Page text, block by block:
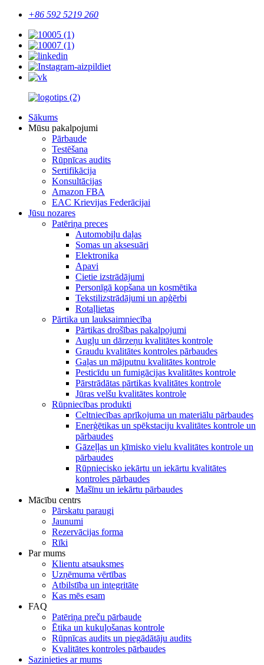
+86 592 5219 260
Sākums
Mūsu pakalpojumi
Pārbaude
Testēšana
Rūpnīcas audits
Sertifikācija
Konsultācijas
Amazon FBA
EAC Krievijas Federācijai
Jūsu nozares
Patēriņa preces
Automobiļu daļas
Somas un aksesuāri
Elektronika
Apavi
Cietie izstrādājumi
Personīgā kopšana un kosmētika
Tekstilizstrādājumi un apģērbi
Rotaļlietas
Pārtika un lauksaimniecība
Pārtikas drošības pakalpojumi
Augļu un dārzeņu kvalitātes kontrole
Graudu kvalitātes kontroles pārbaudes
Gaļas un mājputnu kvalitātes kontrole
Pesticīdu un fumigācijas kvalitātes kontrole
Pārstrādātas pārtikas kvalitātes kontrole
Jūras velšu kvalitātes kontrole
Rūpniecības produkti
Celtniecības aprīkojuma un materiālu pārbaudes
Enerģētikas un spēkstaciju kvalitātes kontrole un
pārbaudes
Gāzeļļas un ķīmisko vielu kvalitātes kontrole un
pārbaudes
Rūpniecisko iekārtu un iekārtu kvalitātes
kontroles pārbaudes
Mašīnu un iekārtu pārbaudes
Mācību centrs
Pārskatu paraugi
Jaunumi
Rezervācijas forma
Rīki
Par mums
Klientu atsauksmes
Uzņēmuma vērtības
Atbilstība un integritāte
Kas mēs esam
FAQ
Patēriņa preču pārbaude
Ētika un kukuļošanas kontrole
Rūpnīcas audits un piegādātāju audits
Kvalitātes kontroles pārbaudes
Sazinieties ar mums